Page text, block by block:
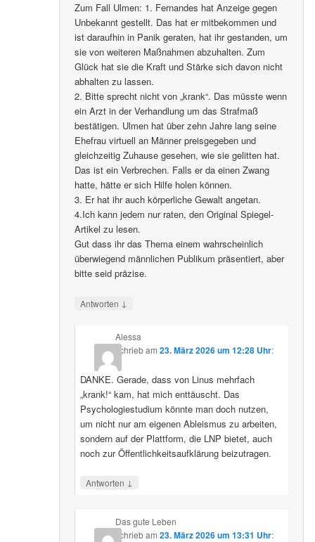
Zum Fall Ulmen: 1. Fernandes hat Anzeige gegen
Unbekannt gestellt. Das hat er mitbekommen und
ist daraufhin in Panik geraten, hat ihr gestanden, um
sie von weiteren Maßnahmen abzuhalten. Zum
Glück hat sie die Kraft und Stärke sich davon nicht
abhalten zu lassen.
2. Bitte sprecht nicht von „krank“. Das müsste wenn
ein Arzt in der Verhandlung um das Strafmaß
bestätigen. Ulmen hat über zehn Jahre lang seine
Ehefrau virtuell an Männer preisgegeben und
gleichzeitig Zuhause gesehen, wie sie gelitten hat.
Das ist ein Verbrechen. Falls er da einen Zwang
hatte, hätte er sich Hilfe holen können.
3. Er hat ihr auch körperliche Gewalt angetan.
4.Ich kann jedem nur raten, den Original Spiegel-
Artikel zu lesen.
Gut dass ihr das Thema einem wahrscheinlich
überwiegend männlichen Publikum präsentiert, aber
bitte seid präzise.
Antworten ↓
Alessa
schriebam 23. März 2026 um 12:28 Uhr:
DANKE. Gerade, dass von Linus mehrfach
„krank!“ kam, hat mich enttäuscht. Das
Psychologiestudium könnte man doch nutzen,
um nicht nur am eigenen Ableismus zu arbeiten,
sondern auf der Plattform, die LNP bietet, auch
noch zur Öffentlichkeitsaufklärung beizutragen.
Antworten ↓
Das gute Leben
schriebam 23. März 2026 um 13:31 Uhr: